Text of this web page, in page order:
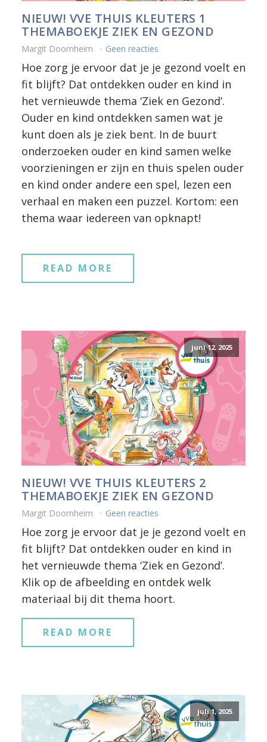
NIEUW! VVE THUIS KLEUTERS 1
THEMABOEKJE ZIEK EN GEZOND
Margit Doornheim Geen reacties
Hoe zorg je ervoor dat je je gezond voelt en
fit blijft? Dat ontdekken ouder en kind in
het vernieuwde thema ‘Ziek en Gezond’.
Ouder en kind ontdekken samen wat je
kunt doen als je ziek bent. In de buurt
onderzoeken ouder en kind samen welke
voorzieningen er zijn en thuis spelen ouder
en kind onder andere een spel, lezen een
verhaal en maken een puzzel. Kortom: een
thema waar iedereen van opknapt!
READ MORE
juni 12, 2025
NIEUW! VVE THUIS KLEUTERS 2
THEMABOEKJE ZIEK EN GEZOND
Margit Doornheim Geen reacties
Hoe zorg je ervoor dat je je gezond voelt en
fit blijft? Dat ontdekken ouder en kind in
het vernieuwde thema ‘Ziek en Gezond’.
Klik op de afbeelding en ontdek welk
materiaal bij dit thema hoort.
READ MORE
juli 1, 2025